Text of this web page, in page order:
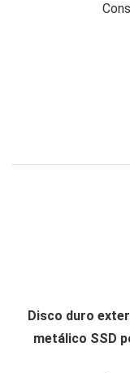
Disco duro
metálico SSD